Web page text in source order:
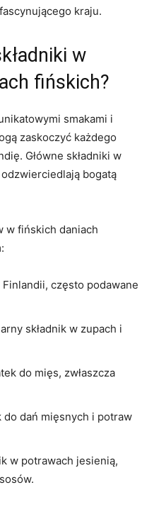
kraju.
⁣w
‍fińskich?
smakami i
zaskoczyć ⁣każdego
Główne ⁣składniki ​w
bogatą⁣
w fińskich daniach⁤
często podawane
składnik w ‌zupach i⁣
do mięs, zwłaszcza
do dań‌ mięsnych i potraw
w potrawach jesienią,